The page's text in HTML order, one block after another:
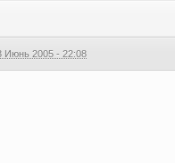
Июнь 2005 - 22:08